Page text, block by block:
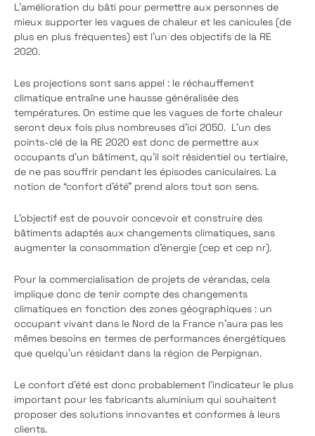
L’amélioration du bâti pour permettre aux personnes de
mieux supporter les vagues de chaleur et les canicules (de
plus en plus fréquentes) est l’un des objectifs de la RE
2020.
Les projections sont sans appel : le réchauffement
climatique entraîne une hausse généralisée des
températures. On estime que les vagues de forte chaleur
seront deux fois plus nombreuses d’ici 2050. L’un des
points-clé de la RE 2020 est donc de permettre aux
occupants d’un bâtiment, qu’il soit résidentiel ou tertiaire,
de ne pas souffrir pendant les épisodes caniculaires. La
notion de “confort d’été” prend alors tout son sens.
L’objectif est de pouvoir concevoir et construire des
bâtiments adaptés aux changements climatiques, sans
augmenter la consommation d’énergie (cep et cep nr).
Pour la commercialisation de projets de vérandas, cela
implique donc de tenir compte des changements
climatiques en fonction des zones géographiques : un
occupant vivant dans le Nord de la France n’aura pas les
mêmes besoins en termes de performances énergétiques
que quelqu’un résidant dans la région de Perpignan.
Le confort d’été est donc probablement l’indicateur le plus
important pour les fabricants aluminium qui souhaitent
proposer des solutions innovantes et conformes à leurs
clients.